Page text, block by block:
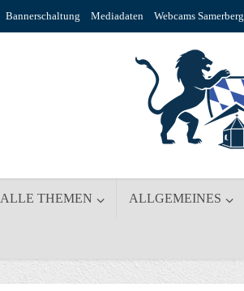
Bannerschaltung Mediadaten Webcams Samerberg
ALLE THEMEN ALLGEMEINES